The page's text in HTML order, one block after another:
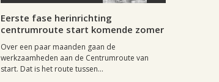
Eerste fase herinrichting
centrumroute start komende zomer
Over een paar maanden gaan de
werkzaamheden aan de Centrumroute van
start. Dat is het route tussen...